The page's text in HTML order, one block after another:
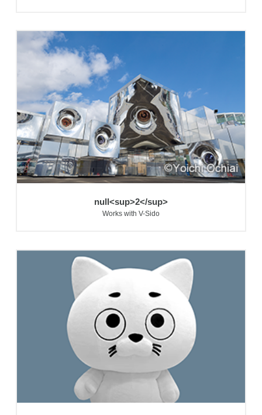
null<sup>2</sup>
Works with V-Sido